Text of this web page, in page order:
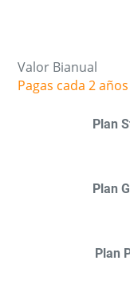
Valor Bianual
Pagas cada 2 años